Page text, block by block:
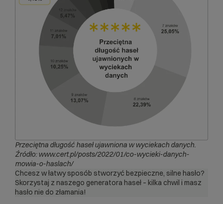
Przeciętna długość haseł ujawniona w wyciekach danych.
Źródło: www.cert.pl/posts/2022/01/co-wycieki-danych-
mowia-o-haslach/
Chcesz w łatwy sposób stworzyć bezpieczne, silne hasło?
Skorzystaj z naszego generatora haseł – kilka chwil i masz
hasło nie do złamania!